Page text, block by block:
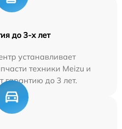
до 3-х лет
устанавливает
техники Meizu и
гарантию до 3 лет.